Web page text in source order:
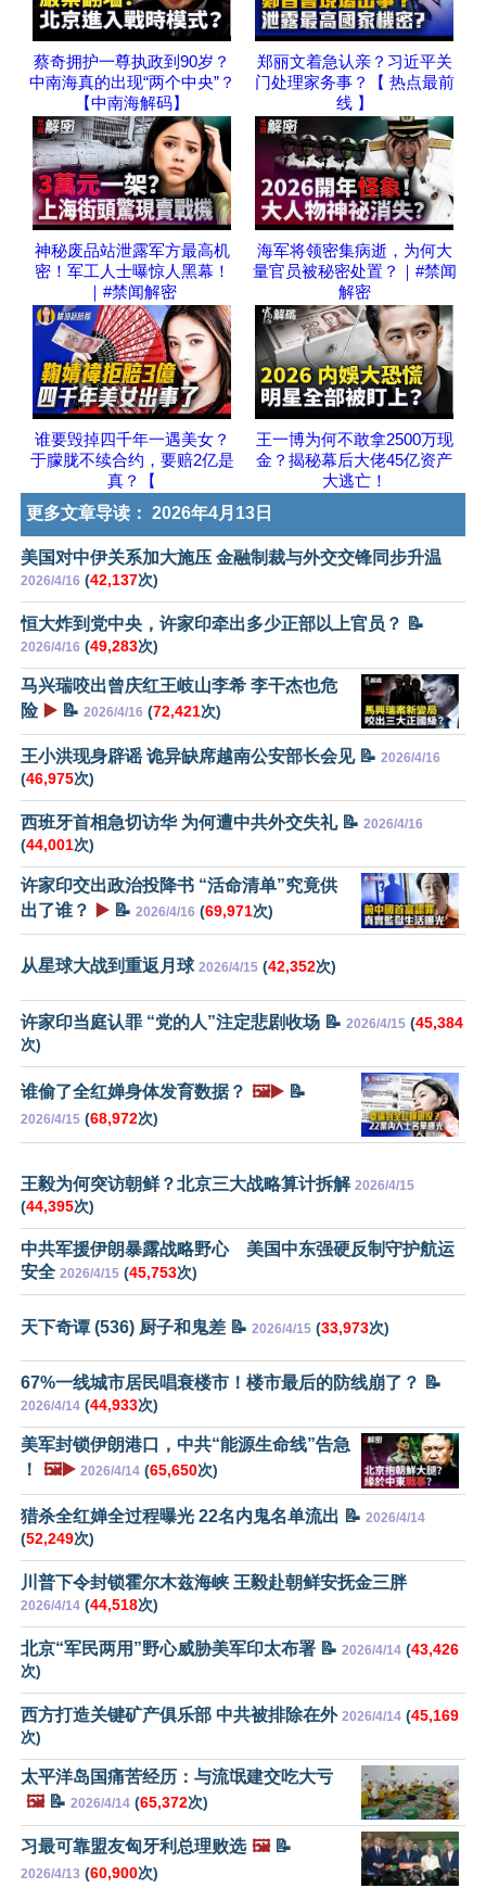
蔡奇拥护一尊执政到90岁？
中南海真的出现“两个中央”？
【中南海解码】
郑丽文着急认亲？习近平关
门处理家务事？【 热点最前
线 】
神秘废品站泄露军方最高机
密！军工人士曝惊人黑幕！
｜#禁闻解密
海军将领密集病逝，为何大
量官员被秘密处置？｜#禁闻
解密
谁要毁掉四千年一遇美女？
于朦胧不续合约，要赔2亿是
真？【
王一博为何不敢拿2500万现
金？揭秘幕后大佬45亿资产
大逃亡！
更多文章导读： 2026年4月13日
美国对中伊关系加大施压 金融制裁与外交交锋同步升温
2026/4/16 (42,137次)
恒大炸到党中央，许家印牵出多少正部以上官员？ 📝
2026/4/16 (49,283次)
马兴瑞咬出曾庆红王岐山李希 李干杰也危
险 ▶️ 📝 2026/4/16 (72,421次)
王小洪现身辟谣 诡异缺席越南公安部长会见 📝 2026/4/16
(46,975次)
西班牙首相急切访华 为何遭中共外交失礼 📝 2026/4/16
(44,001次)
许家印交出政治投降书 “活命清单”究竟供
出了谁？
▶️ 📝 2026/4/16 (69,971次)
从星球大战到重返月球 2026/4/15 (42,352次)
许家印当庭认罪 “党的人”注定悲剧收场 📝 2026/4/15 (45,384
次)
谁偷了全红婵身体发育数据？ 🖼️▶️ 📝
2026/4/15 (68,972次)
王毅为何突访朝鲜？北京三大战略算计拆解 2026/4/15
(44,395次)
中共军援伊朗暴露战略野心 美国中东强硬反制守护航运
安全 2026/4/15 (45,753次)
天下奇谭 (536) 厨子和鬼差 📝 2026/4/15 (33,973次)
67%一线城市居民唱衰楼市！楼市最后的防线崩了？ 📝
2026/4/14 (44,933次)
美军封锁伊朗港口，中共“能源生命线”告急
！
🖼️▶️ 2026/4/14 (65,650次)
猎杀全红婵全过程曝光 22名内鬼名单流出 📝 2026/4/14
(52,249次)
川普下令封锁霍尔木兹海峡 王毅赴朝鲜安抚金三胖
2026/4/14 (44,518次)
北京“军民两用”野心威胁美军印太布署 📝 2026/4/14 (43,426
次)
西方打造关键矿产俱乐部 中共被排除在外 2026/4/14 (45,169
次)
太平洋岛国痛苦经历：与流氓建交吃大亏
🖼️📝 2026/4/14 (65,372次)
习最可靠盟友匈牙利总理败选 🖼️📝
2026/4/13 (60,900次)